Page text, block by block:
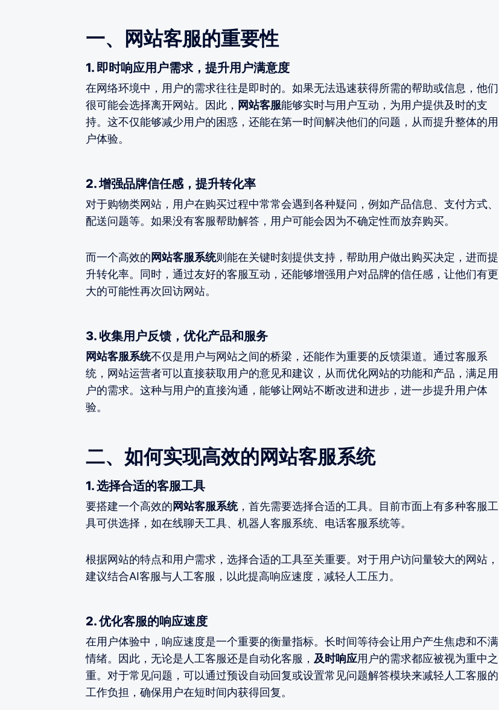
一、网站客服的重要性
1. 即时响应用户需求，提升用户满意度
在网络环境中，用户的需求往往是即时的。如果无法迅速获得所需的帮助或信息，他们
很可能会选择离开网站。因此， 网站客服能够实时与用户互动，为用户提供及时的支
持。这不仅能够减少用户的困惑，还能在第一时间解决他们的问题，从而提升整体的用
户体验。
2. 增强品牌信任感，提升转化率
对于购物类网站，用户在购买过程中常常会遇到各种疑问，例如产品信息、支付方式、
配送问题等。如果没有客服帮助解答，用户可能会因为不确定性而放弃购买。
而一个高效的网站客服系统则能在关键时刻提供支持，帮助用户做出购买决定，进而提
升转化率。同时，通过友好的客服互动，还能够增强用户对品牌的信任感，让他们有更
大的可能性再次回访网站。
3. 收集用户反馈，优化产品和服务
网站客服系统不仅是用户与网站之间的桥梁，还能作为重要的反馈渠道。通过客服系
统，网站运营者可以直接获取用户的意见和建议，从而优化网站的功能和产品，满足用
户的需求。这种与用户的直接沟通，能够让网站不断改进和进步，进一步提升用户体
验。
二、如何实现高效的网站客服系统
1. 选择合适的客服工具
要搭建一个高效的网站客服系统，首先需要选择合适的工具。目前市面上有多种客服工
具可供选择，如在线聊天工具、机器人客服系统、电话客服系统等。
根据网站的特点和用户需求，选择合适的工具至关重要。对于用户访问量较大的网站，
建议结合AI客服与人工客服，以此提高响应速度，减轻人工压力。
2. 优化客服的响应速度
在用户体验中，响应速度是一个重要的衡量指标。长时间等待会让用户产生焦虑和不满
情绪。因此，无论是人工客服还是自动化客服， 及时响应用户的需求都应被视为重中之
重。对于常见问题，可以通过预设自动回复或设置常见问题解答模块来减轻人工客服的
工作负担，确保用户在短时间内获得回复。